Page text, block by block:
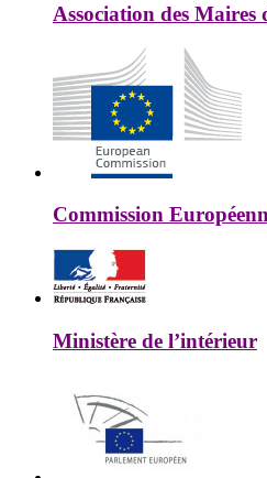
Association des Maires
Commission
Ministère de l’intérieur